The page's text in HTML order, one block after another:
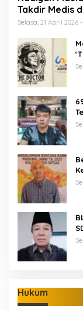
Takdir Medis
Selasa, 21 April 2026 -
Hukum